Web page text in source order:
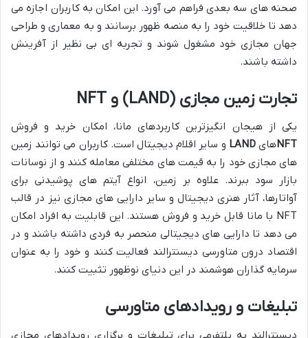
صحنه های سه بعدی فراهم می آورد. این امکان به کاربران اجازه می
دهد تا خلاقیت خود را به منصه ظهور برسانند و به معماری و طراحی
جهان مجازی خود مشغول شوند و تجربه ای بی نظیر از آفرینش
داشته باشند.
تجارت زمین مجازی (LAND) و NFT
یکی از هیجان انگیزترین کاربردهای مانا، امکان خرید و فروش
NFTهایLAND و سایر اقلام دیجیتال است. کاربران می توانند زمین
های مجازی خود را به قیمت های مختلفی معامله کنند و از نوسانات
بازار سود ببرند. علاوه بر زمین، انواع آیتم های پوشیدنی برای
آواتارها، آثار هنری دیجیتال و سایر دارایی های مجازی نیز در قالب
NFT با مانا قابل خرید و فروش هستند. این قابلیت به افراد امکان
می دهد تا دارایی های دیجیتالی منحصر به فردی داشته باشند و در
اقتصاد درون متاورسی دیسنترالند فعالیت کنند و خود را به عنوان
سرمایه گذاران هوشمند در این دنیای نوظهور تثبیت کنند.
تبلیغات و رویدادهای متاورسی
دیسنترالند به پلتفرمی برای تبلیغات و برگزاری رویدادهای مجازی